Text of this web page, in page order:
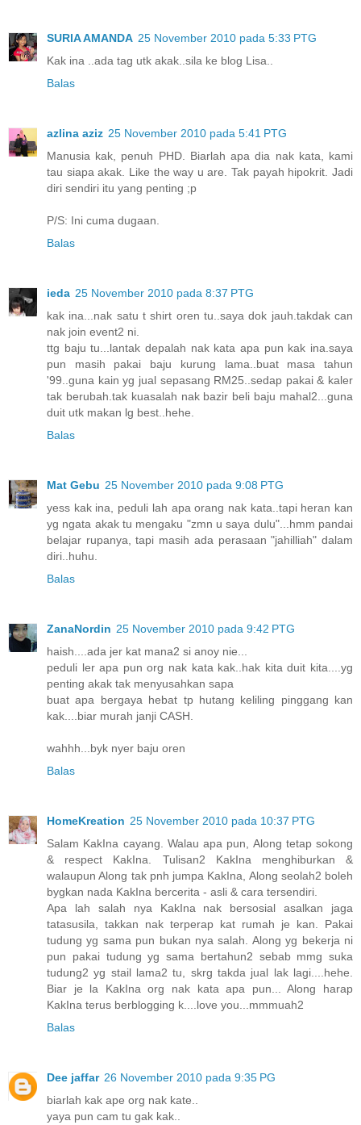
SURIA AMANDA 25 November 2010 pada 5:33 PTG
Kak ina ..ada tag utk akak..sila ke blog Lisa..
Balas
azlina aziz 25 November 2010 pada 5:41 PTG
Manusia kak, penuh PHD. Biarlah apa dia nak kata, kami
tau siapa akak. Like the way u are. Tak payah hipokrit. Jadi
diri sendiri itu yang penting ;p
P/S: Ini cuma dugaan.
Balas
ieda 25 November 2010 pada 8:37 PTG
kak ina...nak satu t shirt oren tu..saya dok jauh.takdak can
nak join event2 ni.
ttg baju tu...lantak depalah nak kata apa pun kak ina.saya
pun masih pakai baju kurung lama..buat masa tahun
'99..guna kain yg jual sepasang RM25..sedap pakai & kaler
tak berubah.tak kuasalah nak bazir beli baju mahal2...guna
duit utk makan lg best..hehe.
Balas
Mat Gebu 25 November 2010 pada 9:08 PTG
yess kak ina, peduli lah apa orang nak kata..tapi heran kan
yg ngata akak tu mengaku "zmn u saya dulu"...hmm pandai
belajar rupanya, tapi masih ada perasaan "jahilliah" dalam
diri..huhu.
Balas
ZanaNordin 25 November 2010 pada 9:42 PTG
haish....ada jer kat mana2 si anoy nie...
peduli ler apa pun org nak kata kak..hak kita duit kita....yg
penting akak tak menyusahkan sapa
buat apa bergaya hebat tp hutang keliling pinggang kan
kak....biar murah janji CASH.
wahhh...byk nyer baju oren
Balas
HomeKreation 25 November 2010 pada 10:37 PTG
Salam KakIna cayang. Walau apa pun, Along tetap sokong
& respect KakIna. Tulisan2 KakIna menghiburkan &
walaupun Along tak pnh jumpa KakIna, Along seolah2 boleh
bygkan nada KakIna bercerita - asli & cara tersendiri.
Apa lah salah nya KakIna nak bersosial asalkan jaga
tatasusila, takkan nak terperap kat rumah je kan. Pakai
tudung yg sama pun bukan nya salah. Along yg bekerja ni
pun pakai tudung yg sama bertahun2 sebab mmg suka
tudung2 yg stail lama2 tu, skrg takda jual lak lagi....hehe.
Biar je la KakIna org nak kata apa pun... Along harap
KakIna terus berblogging k....love you...mmmuah2
Balas
Dee jaffar 26 November 2010 pada 9:35 PG
biarlah kak ape org nak kate..
yaya pun cam tu gak kak..